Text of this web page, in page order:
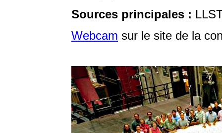
Sources principales :
Webcam sur le site de la